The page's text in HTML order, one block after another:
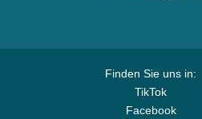
Finden Sie uns in:
TikTok
Facebook